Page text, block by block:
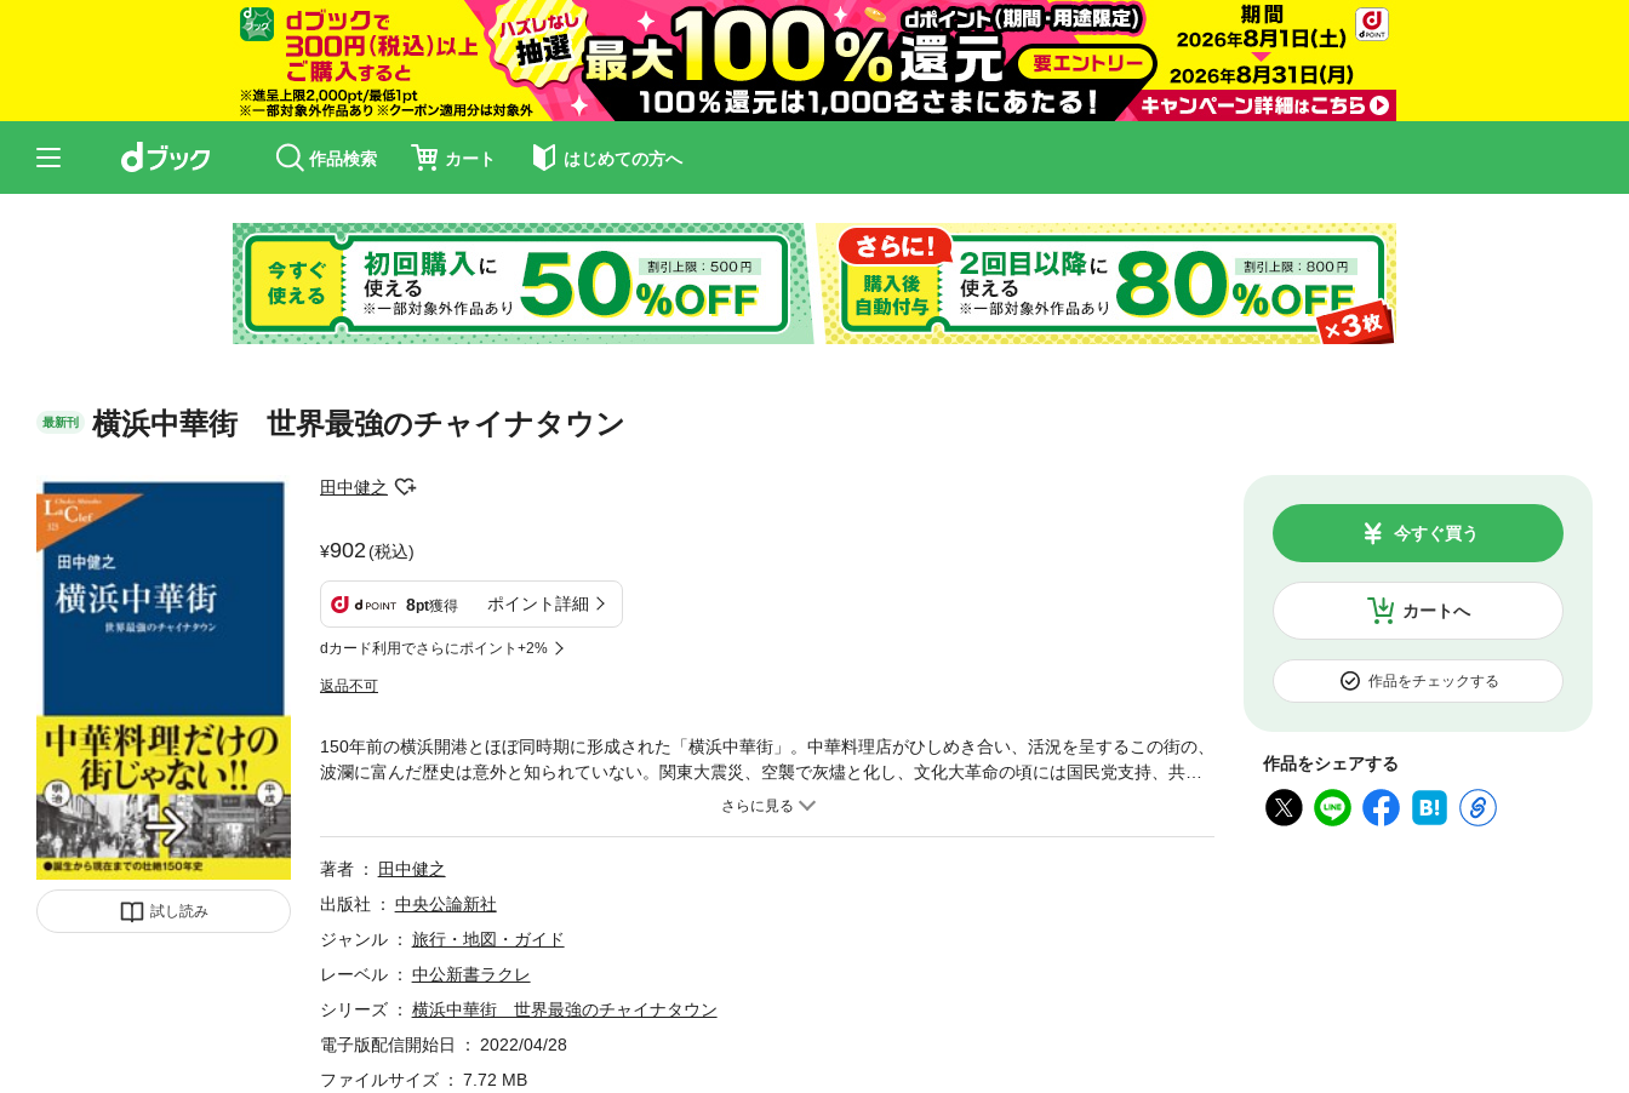
作品検索 カート はじめての方へ
最新刊 横浜中華街 世界最強のチャイナタウン
試し読み
田中健之
902(税込)
8pt獲得 ポイント詳細
dカード利用でさらにポイント+2%
返品不可
カートへ
今すぐ買う
作品をチェックする
作品をシェアする
150年前の横浜開港とほぼ同時期に形成された「横浜中華街」。中華料理店がひしめき合い、活況を呈するこの街の、
波瀾に富んだ歴史は意外と知られていない。関東大震災、空襲で灰燼と化し、文化大革命の頃には国民党支持、共産
党支持に分裂、深刻な事態に陥ったが、華僑たちは比類なき知恵とパワーで、世界で最も安全なチャイナタウンを創
著者
田中健之
出版社
中央公論新社
ジャンル
旅行・地図・ガイド
レーベル
中公新書ラクレ
シリーズ
横浜中華街 世界最強のチャイナタウン
電子版配信開始日
2022/04/28
ファイルサイズ
7.72 MB